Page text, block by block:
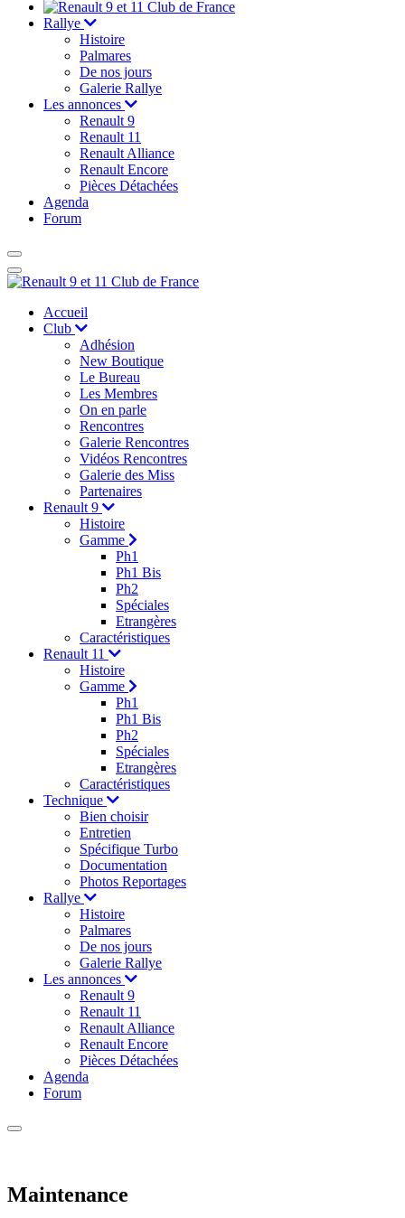
Rallye
Histoire
Palmares
De nos jours
Galerie Rallye
Les annonces
Renault 9
Renault 11
Renault Alliance
Renault Encore
Pièces Détachées
Agenda
Forum
Accueil
Club
Adhésion
New Boutique
Le Bureau
Les Membres
On en parle
Rencontres
Galerie Rencontres
Vidéos Rencontres
Galerie des Miss
Partenaires
Renault 9
Histoire
Gamme
Ph1
Ph1 Bis
Ph2
Spéciales
Etrangères
Caractéristiques
Renault 11
Histoire
Gamme
Ph1
Ph1 Bis
Ph2
Spéciales
Etrangères
Caractéristiques
Technique
Bien choisir
Entretien
Spécifique Turbo
Documentation
Photos Reportages
Rallye
Histoire
Palmares
De nos jours
Galerie Rallye
Les annonces
Renault 9
Renault 11
Renault Alliance
Renault Encore
Pièces Détachées
Agenda
Forum
Maintenance